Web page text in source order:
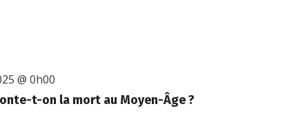
t-on la mort au Moyen-Âge ?
@ 0h00